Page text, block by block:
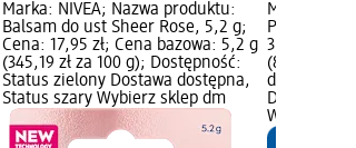
Marka: NIVEA; Nazwa produktu:
Balsam do ust Sheer Rose, 5,2 g;
Cena: 17,95 zł; Cena bazowa: 5,2 g
(345,19 zł za 100 g); Dostępność:
Status zielony Dostawa dostępna,
Status szary Wybierz sklep dm
Marka:
Pomadka
3,95 zł;
(82,29 zł
dm;
Dostawa
Wybierz